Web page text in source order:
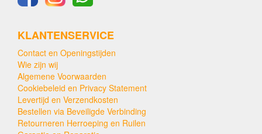
KLANTENSERVICE
Contact en Openingstijden
Wie zijn wij
Algemene Voorwaarden
Cookiebeleid en Privacy Statement
Levertijd en Verzendkosten
Bestellen via Beveiligde Verbinding
Retourneren Herroeping en Ruilen